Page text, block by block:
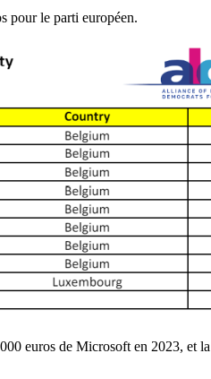
pour le parti européen.
euros de Microsoft en 2023, et